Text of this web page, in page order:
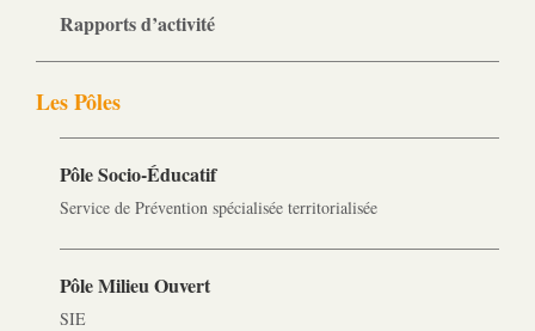
Rapports d’activité
Les Pôles
Pôle Socio-­Éducatif
Service de Prévention spécialisée territorialisée
Pôle Milieu Ouvert
SIE